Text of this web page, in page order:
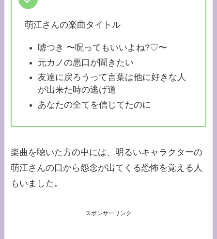
萌江さんの楽曲タイトル
嘘つき 〜呪ってもいいよね?♡〜
元カノの悪口が聞きたい
友達に戻ろうって言葉は他に好きな人
が出来た時の逃げ道
あなたの全てを信じてたのに
楽曲を聴いた方の中には、明るいキャラクターの
萌江さんの口から怨念が出てくる恐怖を覚える人
もいました。
スポンサーリンク